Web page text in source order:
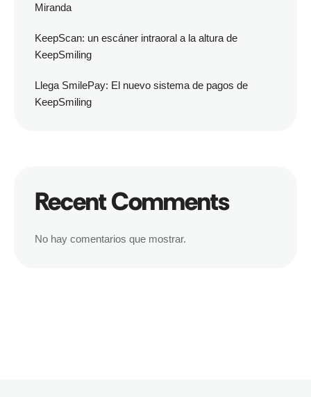
Miranda
KeepScan: un escáner intraoral a la altura de
KeepSmiling
Llega SmilePay: El nuevo sistema de pagos de
KeepSmiling
Recent Comments
No hay comentarios que mostrar.